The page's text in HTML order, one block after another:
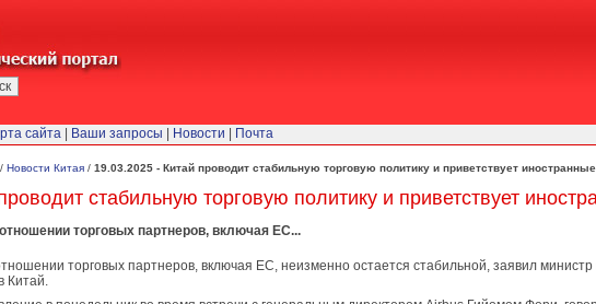
/ Новости Китая / 19.03.2025 - Китай проводит стабильную торговую политику и приветствует
стабильную торговую политику и приветствует
торговых партнеров, включая ЕС...
торговых партнеров, включая ЕС, неизменно остается стабильной, заявил
Китай.
сайта Ваши запросы Новости Почта